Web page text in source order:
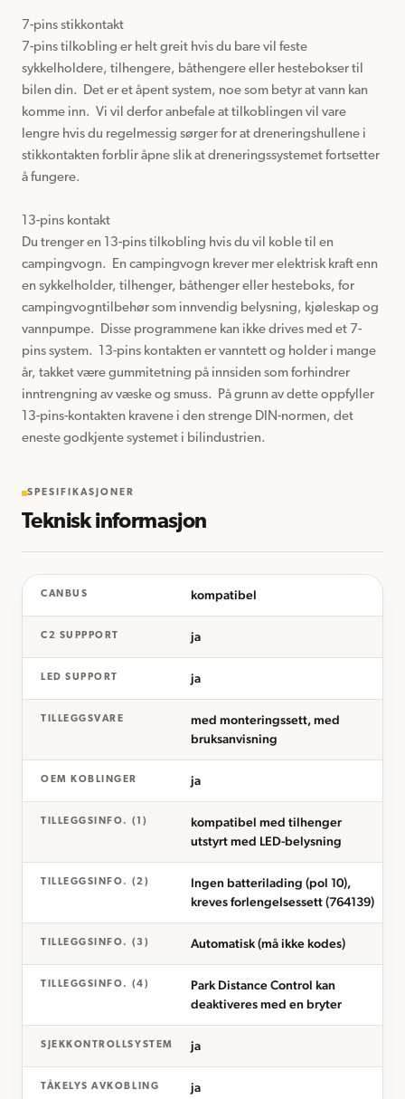
7-pins stikkontakt
7-pins tilkobling er helt greit hvis du bare vil feste
sykkelholdere, tilhengere, båthengere eller hestebokser til
bilen din.  Det er et åpent system, noe som betyr at vann kan
komme inn.  Vi vil derfor anbefale at tilkoblingen vil vare
lengre hvis du regelmessig sørger for at dreneringshullene i
stikkontakten forblir åpne slik at dreneringssystemet fortsetter
å fungere.
13-pins kontakt
Du trenger en 13-pins tilkobling hvis du vil koble til en
campingvogn.  En campingvogn krever mer elektrisk kraft enn
en sykkelholder, tilhenger, båthenger eller hesteboks, for
campingvogntilbehør som innvendig belysning, kjøleskap og
vannpumpe.  Disse programmene kan ikke drives med et 7-
pins system.  13-pins kontakten er vanntett og holder i mange
år, takket være gummitetning på innsiden som forhindrer
inntrengning av væske og smuss.  På grunn av dette oppfyller
13-pins-kontakten kravene i den strenge DIN-normen, det
eneste godkjente systemet i bilindustrien.
SPESIFIKASJONER
Teknisk informasjon
CANBUS kompatibel
C2 SUPPPORT ja
LED SUPPORT ja
TILLEGGSVARE
med monteringssett, med
bruksanvisning
OEM KOBLINGER ja
TILLEGGSINFO. (1)
kompatibel med tilhenger
utstyrt med LED-belysning
TILLEGGSINFO. (2)
Ingen batterilading (pol 10),
kreves forlengelsessett (764139)
TILLEGGSINFO. (3) Automatisk (må ikke kodes)
TILLEGGSINFO. (4)
Park Distance Control kan
deaktiveres med en bryter
SJEKKONTROLLSYSTEM ja
TÅKELYS AVKOBLING ja